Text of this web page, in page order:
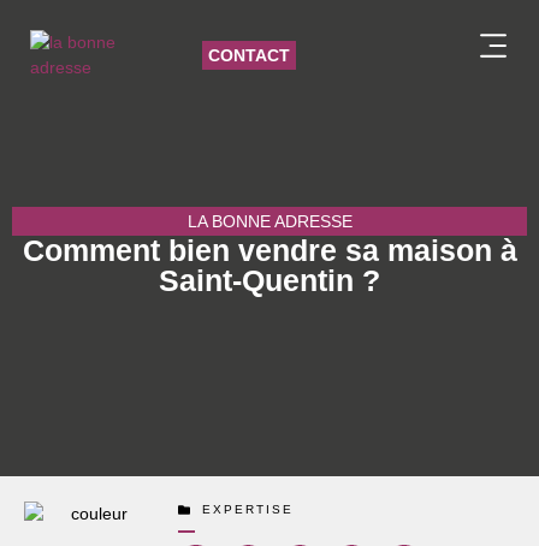
CONTACT
LA BONNE ADRESSE
Comment bien vendre sa maison à
Saint-Quentin ?
EXPERTISE